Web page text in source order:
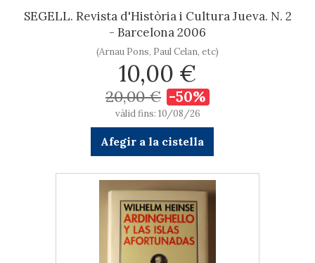
SEGELL. Revista d'Història i Cultura Jueva. N. 2
- Barcelona 2006
(Arnau Pons, Paul Celan, etc)
10,00 €
20,00 € -50%
vàlid fins: 10/08/26
Afegir a la cistella